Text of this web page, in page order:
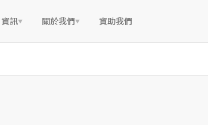
資訊▼ 關於我們▼ 資助我們